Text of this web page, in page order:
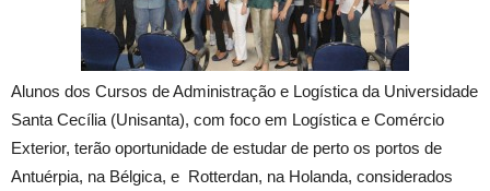
Alunos dos Cursos de Administração e Logística da Universidade
Santa Cecília (Unisanta), com foco em Logística e Comércio
Exterior, terão oportunidade de estudar de perto os portos de
Antuérpia, na Bélgica, e Rotterdan, na Holanda, considerados